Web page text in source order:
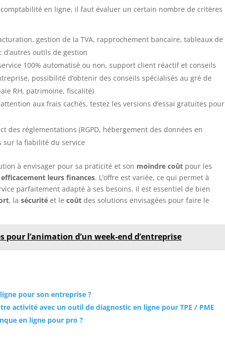
en ligne, il faut évaluer un certain nombre de critères
gestion de la TVA, rapprochement bancaire, tableaux de
outils de gestion
100% automatisé ou non, support client réactif et conseils
possibilité d’obtenir des conseils spécialisés au gré de
RH, patrimoine, fiscalité)
aux frais cachés, testez les versions d’essai gratuites pour
des réglementations (RGPD, hébergement des données en
sur la fiabilité du service
à envisager pour sa praticité et son moindre coût pour les
leurs finances. L’offre est variée, ce qui permet à
parfaitement adapté à ses besoins. Il est essentiel de bien
, lasécurité et lecoût des solutions envisagées pour faire le
pour l’animation d’un week-end d’entreprise
pour son entreprise ?
activité avec un outil de diagnostic en ligne pour TPE / PME
en ligne pour pro ?